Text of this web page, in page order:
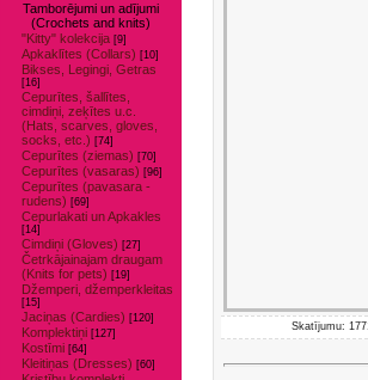
Tamborējumi un adījumi
(Crochets and knits)
"Kitty" kolekcija [9]
Apkaklītes (Collars) [10]
Bikses, Legingi, Getras
[16]
Cepurītes, šallītes,
cimdiņi, zeķītes u.c.
(Hats, scarves, gloves,
socks, etc.) [74]
Cepurītes (ziemas) [70]
Cepurītes (vasaras) [96]
Cepurītes (pavasara -
rudens) [69]
Cepurlakati un Apkakles
[14]
Cimdiņi (Gloves) [27]
Četrkājainajam draugam
(Knits for pets) [19]
Džemperi, džemperkleitas
[15]
Jaciņas (Cardies) [120]
Komplektiņi [127]
Kostīmi [64]
Kleitiņas (Dresses) [60]
Skatījumu: